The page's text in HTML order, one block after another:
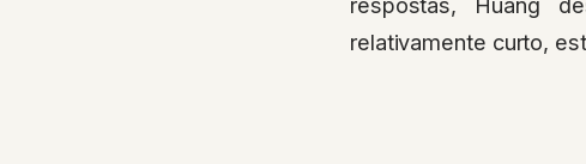
relativamente curto,